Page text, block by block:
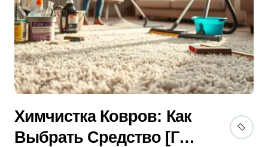
Химчистка Ковров: Как
Выбрать Средство [Гид